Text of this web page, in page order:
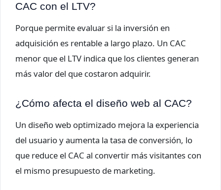
CAC con el LTV?
Porque permite evaluar si la inversión en
adquisición es rentable a largo plazo. Un CAC
menor que el LTV indica que los clientes generan
más valor del que costaron adquirir.
¿Cómo afecta el diseño web al CAC?
Un diseño web optimizado mejora la experiencia
del usuario y aumenta la tasa de conversión, lo
que reduce el CAC al convertir más visitantes con
el mismo presupuesto de marketing.